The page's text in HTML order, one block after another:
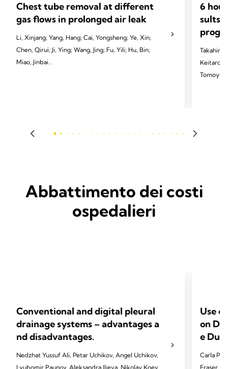
Chest tube removal at different
gas flows in prolonged air leak
Li, Xinjang; Yang, Hang; Cai, Yongsheng; Ye, Xin;
Chen, Qirui; Ji, Ying; Wang, Jing; Fu, Yili; Hu, Bin;
Miao, Jinbai
6
sults
Takahiro
Keitaro
Abbattimento dei costi
ospedalieri
Conventional and digital pleural
drainage systems – advantages a
nd disadvantages.
Nedzhat Yussuf Ali, Petar Uchikov, Angel Uchikov,
Lyubomir Paunov, Aleksandra Ilieva, Nikolay Koev,
Use
on
e
Carla
Fraser,